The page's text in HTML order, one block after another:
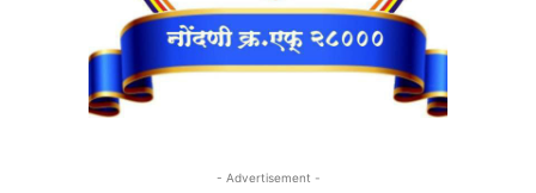
- Advertisement -